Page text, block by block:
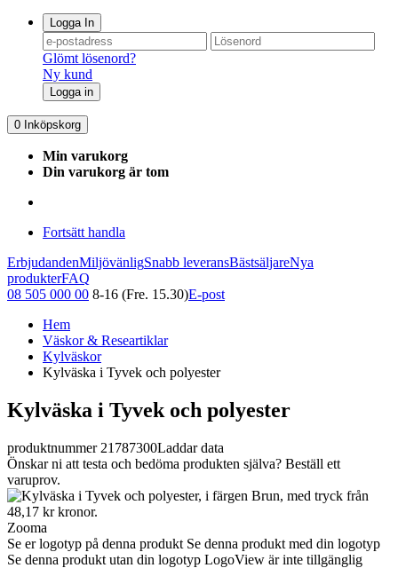
Logga In
Glömt lösenord?
Ny kund
Logga in
0 Inköpskorg
Min varukorg
Din varukorg är tom
Fortsätt handla
ErbjudandenMiljövänligSnabb leveransBästsäljareNya
produkterFAQ
08 505 000 00 8-16 (Fre. 15.30)E-post
Hem
Väskor & Researtiklar
Kylväskor
Kylväska i Tyvek och polyester
Kylväska i Tyvek och polyester
produktnummer 21787300Laddar data
Önskar ni att testa och bedöma produkten själva? Beställ ett
varuprov.
Zooma
Se er logotyp på denna produkt Se denna produkt med din logotyp
Se denna produkt utan din logotyp LogoView är inte tillgänglig